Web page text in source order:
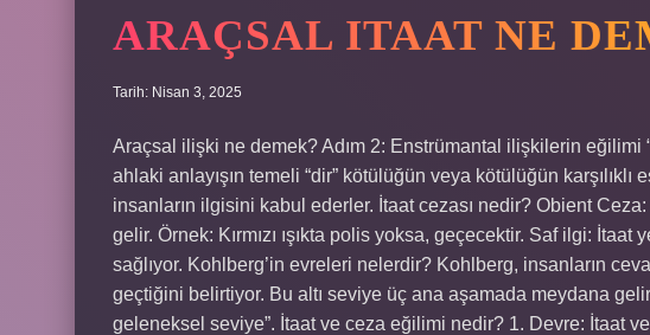
ARAÇSAL ITAAT NE
Tarih: Nisan 3, 2025
Araçsal ilişki ne demek? Adım 2: Enstrümantal ilişkilerin eğilimi
ahlaki anlayışın temeli “dir” kötülüğün veya kötülüğün karşılıklı
insanların ilgisini kabul ederler. İtaat cezası nedir? Obient
gelir. Örnek: Kırmızı ışıkta polis yoksa, geçecektir. Saf ilgi: İtaat
sağlıyor. Kohlberg’in evreleri nelerdir? Kohlberg, insanların
geçtiğini belirtiyor. Bu altı seviye üç ana aşamada meydana
geleneksel seviye”. İtaat ve ceza eğilimi nedir? 1. Devre: İtaat